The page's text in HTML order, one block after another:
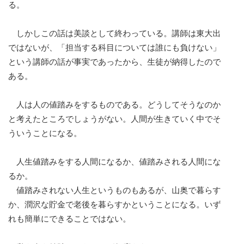
る。
しかしこの話は美談として終わっている。講師は東大出
ではないが、「担当する科目については誰にも負けない」
という講師の話が事実であったから、生徒が納得したので
ある。
人は人の値踏みをするものである。どうしてそうなのか
と考えたところでしょうがない。人間が生きていく中でそ
ういうことになる。
人生値踏みをする人間になるか、値踏みされる人間にな
るか。
値踏みされない人生というものもあるが、山奥で暮らす
か、潤沢な貯金で老後を暮らすかということになる。いず
れも簡単にできることではない。